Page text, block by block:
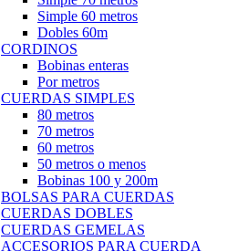
Simple 60 metros
Dobles 60m
CORDINOS
Bobinas enteras
Por metros
CUERDAS SIMPLES
80 metros
70 metros
60 metros
50 metros o menos
Bobinas 100 y 200m
BOLSAS PARA CUERDAS
CUERDAS DOBLES
CUERDAS GEMELAS
ACCESORIOS PARA CUERDA